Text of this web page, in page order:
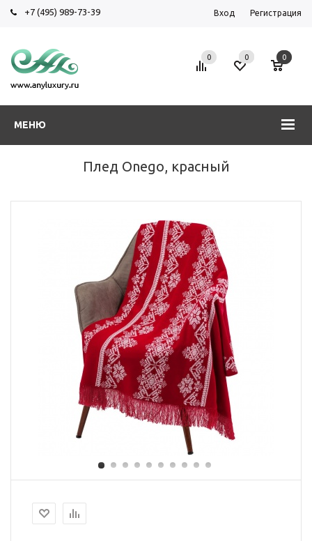
+7 (495) 989-73-39 Вход Регистрация
МЕНЮ
0 0 0
Плед Onego, красный